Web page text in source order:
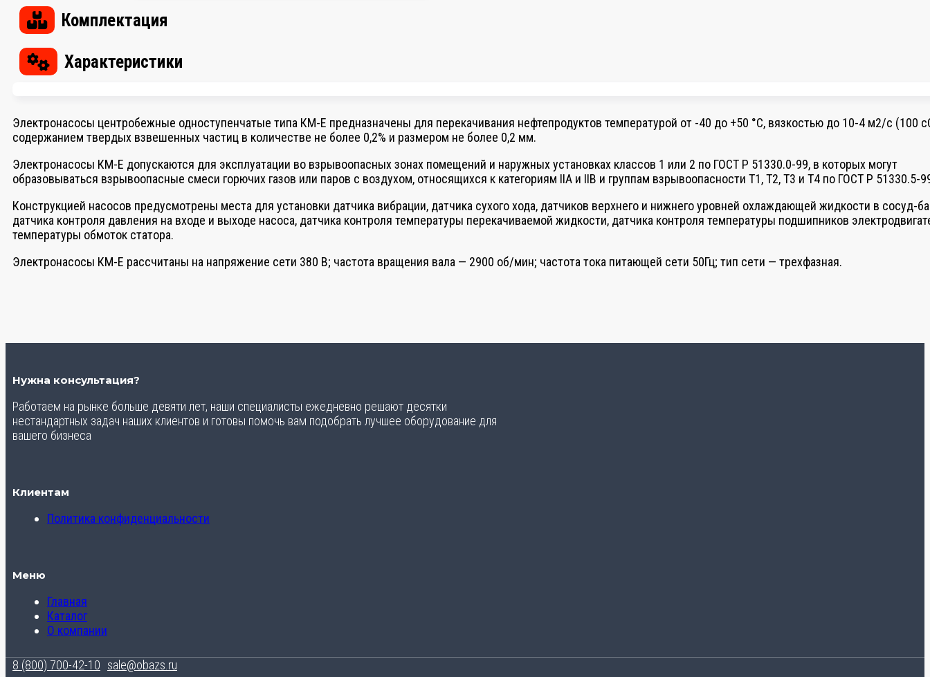
Комплектация
Характеристики
Электронасосы центробежные одноступенчатые типа КМ-Е предназначены для перекачивания нефтепродуктов температурой от -40 до +50 °С, вязкостью до 10-4 м2/с (100
содержанием твердых взвешенных частиц в количестве не более 0,2% и размером не более 0,2 мм.
Электронасосы КМ-Е допускаются для эксплуатации во взрывоопасных зонах помещений и наружных установках классов 1 или 2 по ГОСТ Р 51330.0-99, в которых могут
образовываться взрывоопасные смеси горючих газов или паров с воздухом, относящихся к категориям IIA и IIB и группам взрывоопасности Т1, Т2, Т3 и Т4 по ГОСТ Р 51330.5-
Конструкцией насосов предусмотрены места для установки датчика вибрации, датчика сухого хода, датчиков верхнего и нижнего уровней охлаждающей жидкости в сосуд-
датчика контроля давления на входе и выходе насоса, датчика контроля температуры перекачиваемой жидкости, датчика контроля температуры подшипников
температуры обмоток статора.
Электронасосы КМ-Е рассчитаны на напряжение сети 380 В; частота вращения вала — 2900 об/мин; частота тока питающей сети 50Гц; тип сети — трехфазная.
Нужна консультация?
Работаем на рынке больше девяти лет, наши специалисты ежедневно решают десятки
нестандартных задач наших клиентов и готовы помочь вам подобрать лучшее оборудование для
вашего бизнеса
Клиентам
Политика конфиденциальности
Меню
Главная
Каталог
О компании
8 (800) 700-42-10 sale@obazs.ru